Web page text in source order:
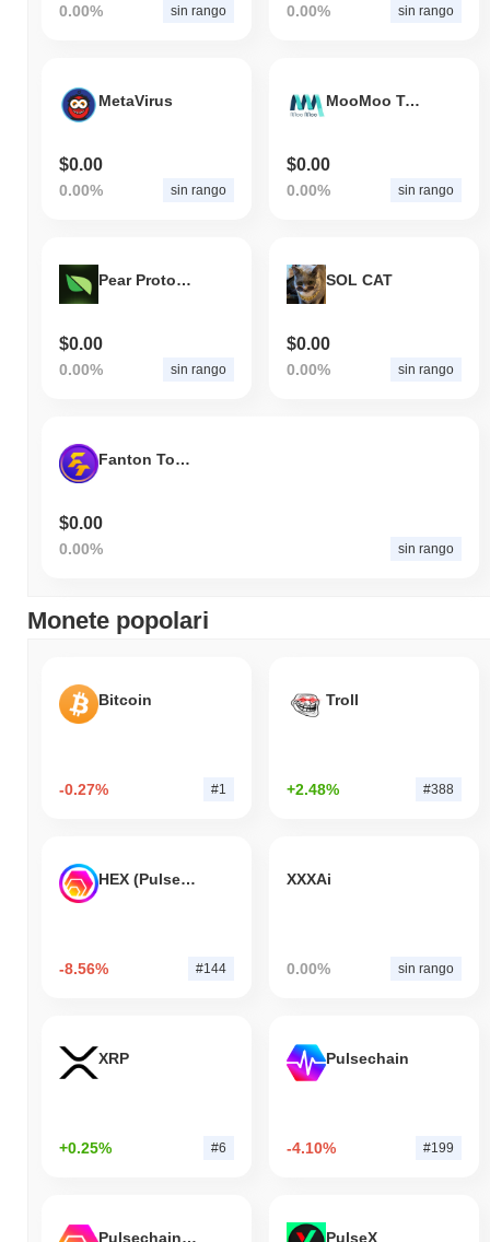
0.00% sin rango 0.00% sin rango
MetaVirus
$0.00
0.00% sin rango
MooMoo Token
$0.00
0.00% sin rango
Pear Protocol
$0.00
0.00% sin rango
SOL CAT
$0.00
0.00% sin rango
Fanton Token
$0.00
0.00% sin rango
Monete popolari
Bitcoin
-0.27% #1
Troll
+2.48% #388
HEX (Pulsechain)
-8.56% #144
XXXAi
0.00% sin rango
XRP
+0.25% #6
Pulsechain
-4.10% #199
Pulsechain Bridged HEX (Pulsechain) PulseX